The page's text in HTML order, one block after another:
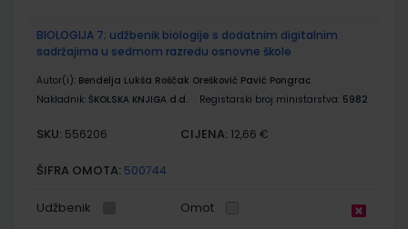
BIOLOGIJA 7; udžbenik biologije s dodatnim digitalnim
sadržajima u sedmom razredu osnovne škole
Autor(i): Bendelja Lukša Roščak Orešković Pavić Pongrac
Nakladnik: ŠKOLSKA KNJIGA d.d. Registarski broj ministarstva: 5982
SKU: 556206 CIJENA: 12,66 €
ŠIFRA OMOTA: 500744
Udžbenik Omot